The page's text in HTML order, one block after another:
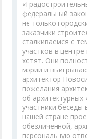
федеральный
не только
заказчики
сталкиваемся с
участков в
хотят. Они
мэрии и
архитектор
пожелания
об архитектурных
участники беседы
нашей стране
обезличенной,
персональную